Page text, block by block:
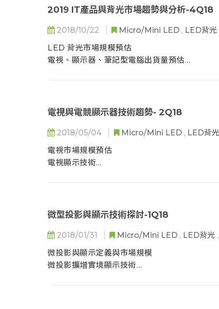
2019 IT產品與背光市場趨勢與分析-4Q18
2018/10/22 Micro/Mini LED , LED背光
LED 背光市場規模預估
電視、顯示器、筆記型電腦出貨量預估
背光顯示器應用趨勢
HDR & WCG 市場規格需求
側入式背光在HDR上的應用趨勢
廣色域的應用趨勢
廣色域顯示方案趨勢
廣色域顯示方案規格
車用顯示器的背光趨勢
車內顯示器種類
電視與電競顯示器技術趨勢- 2Q18
2018/05/04 Micro/Mini LED , LED背光
電視市場規模預估
電視顯示技術
微型投影與顯示技術探討-1Q18
2018/01/31 Micro/Mini LED , LED背光 ,
微投影與顯示定義與市場規模
微投影擴增實境顯示技術